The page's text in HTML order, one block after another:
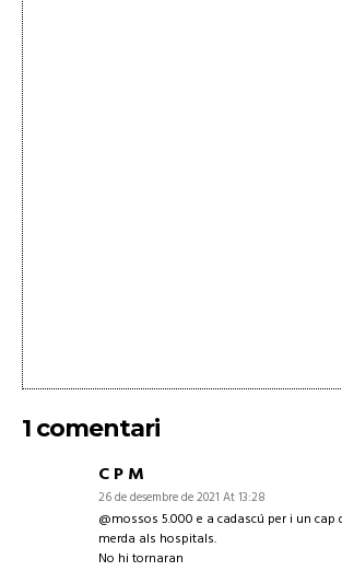
1 comentari
C P M
26 de desembre de 2021 At 13:28
@mossos 5.000 e a cadascú per i un
merda als hospitals.
No hi tornaran